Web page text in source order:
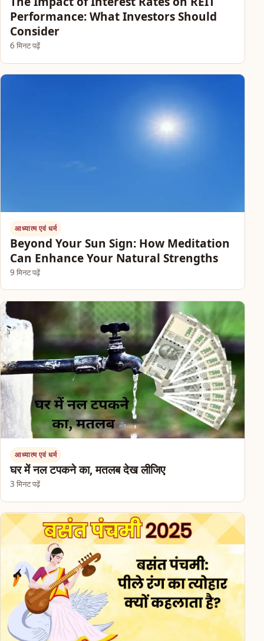
Performance: What Investors Should
Consider
6 मिनट पढ़ें
आध्यात्म एवं धर्म
Beyond Your Sun Sign: How Meditation
Can Enhance Your Natural Strengths
9 मिनट पढ़ें
आध्यात्म एवं धर्म
घर में नल टपकने का, मतलब देख लीजिए
3 मिनट पढ़ें